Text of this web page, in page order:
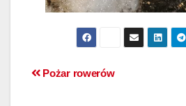
Pożar rowerów